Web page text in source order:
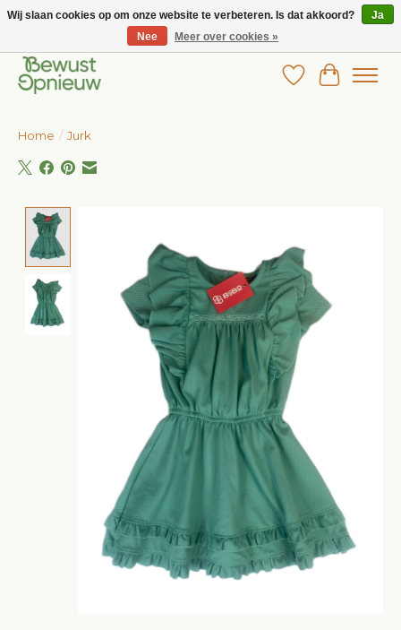
Wij bieden het grootste aanbod in betaalbare kinderkleding!
Verlanglijst
Home / Jurk
Wij slaan cookies op om onze website te verbeteren. Is dat akkoord?
Ja
Nee
Meer over cookies »